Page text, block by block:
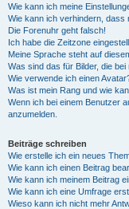
Wie kann ich meine
Wie kann ich verhindern, dass
Die Forenuhr geht falsch!
Ich habe die Zeitzone
Meine Sprache steht auf
Was sind das für Bilder, die
Wie verwende ich einen
Was ist mein Rang und wie
Wenn ich bei einem Benutzer
anzumelden.
Beiträge schreiben
Wie erstelle ich ein neues
Wie kann ich einen Beitrag
Wie kann ich meinem Beitrag
Wie kann ich eine Umfrage
Wieso kann ich nicht mehr